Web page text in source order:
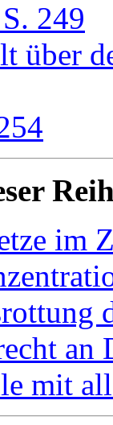
249
über
im
an
mit